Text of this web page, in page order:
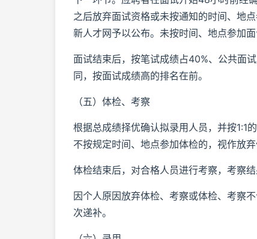
之后放弃面试资格或未按通知的时间、地
新人才网予以公布。未按时间、地点参加面
面试结束后，按笔试成绩占40%、公共面
同，按面试成绩高的排名在前。
（五）体检、考察
根据总成绩择优确认拟录用人员，并按1:1
不按规定时间、地点参加体检的，视作放弃
体检结束后，对合格人员进行考察，考察
因个人原因放弃体检、考察或体检、考察
次递补。